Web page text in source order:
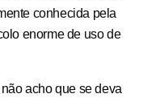
conhecida pela
enorme de uso de
acho que se deva